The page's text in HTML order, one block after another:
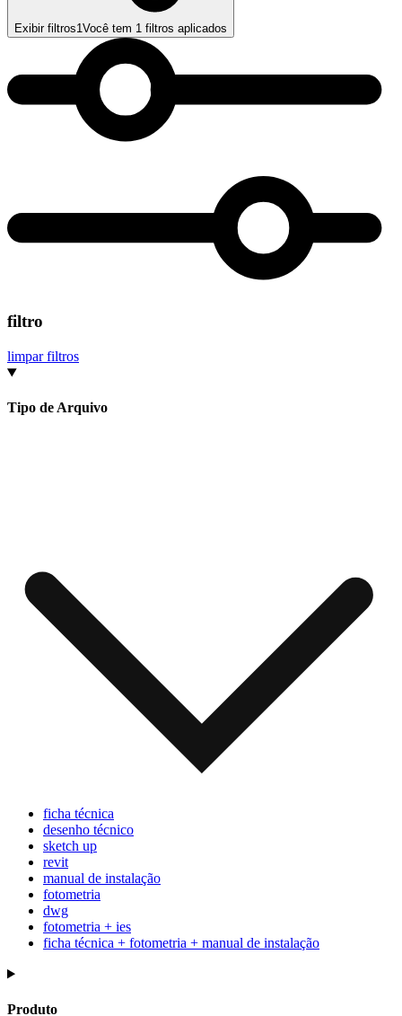
Exibir filtros1Você tem 1 filtros aplicados
filtro
limpar filtros
Tipo de Arquivo
ficha técnica
desenho técnico
sketch up
revit
manual de instalação
fotometria
dwg
fotometria + ies
ficha técnica + fotometria + manual de instalação
Produto